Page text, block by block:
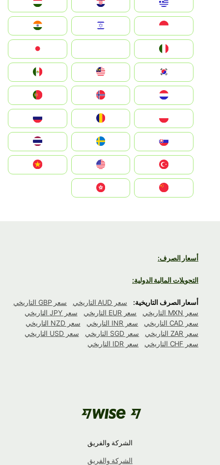
Hrvatska
Magyarország
Indonesia
South Korea
Nederland
Portugal
România
Slovensko
United States
Vietnam
أسعار الصرف:
التحويلات المالية الدولية:
أسعار الصرف التاريخية: سعر AUD التاريخي
سعر GBP التاريخي
سعر MXN التاريخي
سعر EUR التاريخي
سعر JPY التاريخي
سعر CAD التاريخي
سعر INR التاريخي
سعر NZD التاريخي
سعر ZAR التاريخي
سعر SGD التاريخي
سعر USD التاريخي
سعر CHF التاريخي
سعر IDR التاريخي
الشركة والفريق
الشركة والفريق